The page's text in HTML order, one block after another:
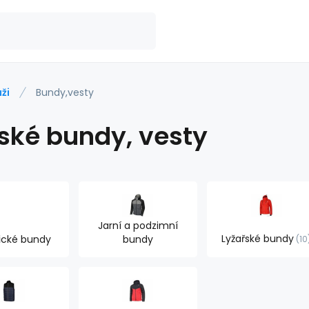
Bundy,vesty
bundy, vesty
bundy
Jarní a podzimní
bundy
Lyžařské bundy 10